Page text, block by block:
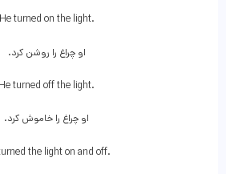
He turned on the light.
او چراغ را روشن کرد.
He turned off the light.
او چراغ را خاموش کرد.
the light on and off.